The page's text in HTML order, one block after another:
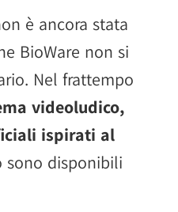
è ancora stata
BioWare non si
Nel frattempo
videoludico,
ispirati al
sono disponibili